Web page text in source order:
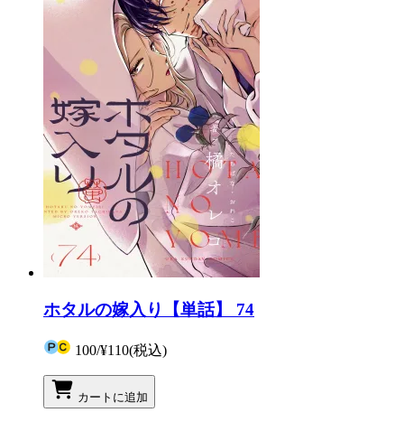
ホタルの嫁入り【単話】 74
100/¥110(税込)
カートに追加